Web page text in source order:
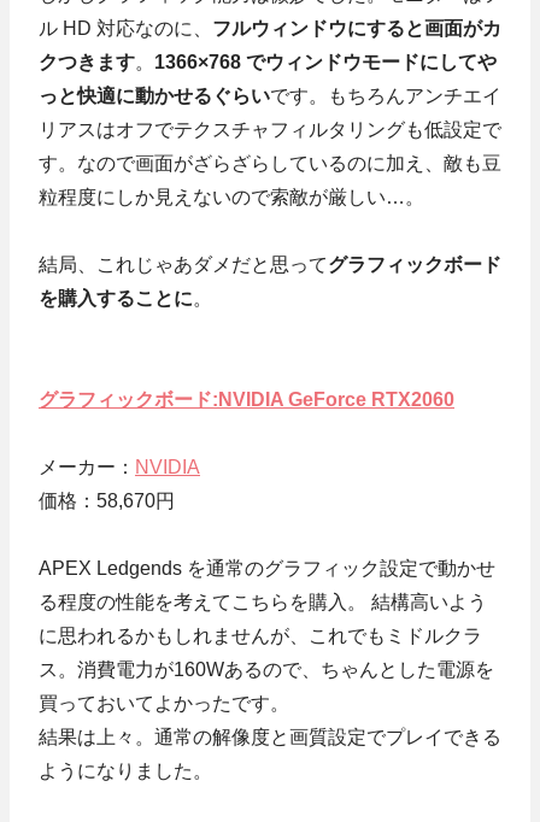
ル HD 対応なのに、 フルウィンドウにすると画面がカ
クつきます。 1366×768 でウィンドウモードにしてや
っと快適に動かせるぐらいです。もちろんアンチエイ
リアスはオフでテクスチャフィルタリングも低設定で
す。なので画面がざらざらしているのに加え、敵も豆
粒程度にしか見えないので索敵が厳しい…。
結局、これじゃあダメだと思ってグラフィックボード
を購入することに。
グラフィックボード:NVIDIA GeForce RTX2060
メーカー： NVIDIA
価格：58,670円
APEX Ledgends を通常のグラフィック設定で動かせ
る程度の性能を考えてこちらを購入。 結構高いよう
に思われるかもしれませんが、これでもミドルクラ
ス。消費電力が160Wあるので、ちゃんとした電源を
買っておいてよかったです。
結果は上々。通常の解像度と画質設定でプレイできる
ようになりました。